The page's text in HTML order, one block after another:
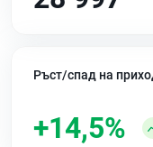
Ръст/спад на
+14,5%